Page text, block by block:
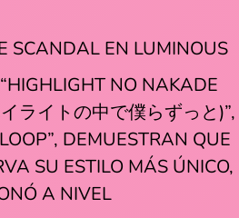
SCANDAL EN LUMINOUS
NO NAKADE
ライトの中で僕らずっと)”,
DEMUESTRAN QUE
SU ESTILO MÁS ÚNICO,
A NIVEL